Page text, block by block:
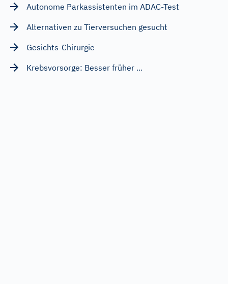
Autonome Parkassistenten im ADAC-Test
Alternativen zu Tierversuchen gesucht
Gesichts-Chirurgie
Krebsvorsorge: Besser früher ...